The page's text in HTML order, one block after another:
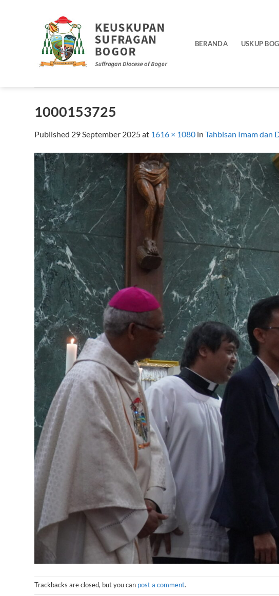
BERANDA USKUP
1000153725
Published 29 September 2025at 1616 × 1080 in Tahbisan Imam dan
Trackbacks are closed, but you can post a comment.